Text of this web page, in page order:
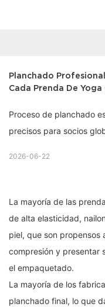
Planchado
Cada Prenda De Yoga
Proceso de planchado
precisos para socios
2026-06-22
La mayoría de las
de alta elasticidad,
piel, que son propensos
compresión y presentar
el empaquetado.
La mayoría de los
planchado final, lo que